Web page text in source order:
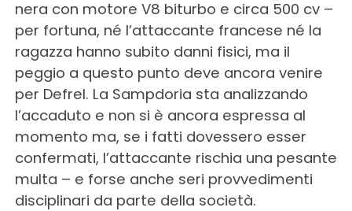
nera con motore V8 biturbo e circa 500 cv –
per fortuna, né l’attaccante francese né la
ragazza hanno subito danni fisici, ma il
peggio a questo punto deve ancora venire
per Defrel. La Sampdoria sta analizzando
l’accaduto e non si è ancora espressa al
momento ma, se i fatti dovessero esser
confermati, l’attaccante rischia una pesante
multa – e forse anche seri provvedimenti
disciplinari da parte della società.